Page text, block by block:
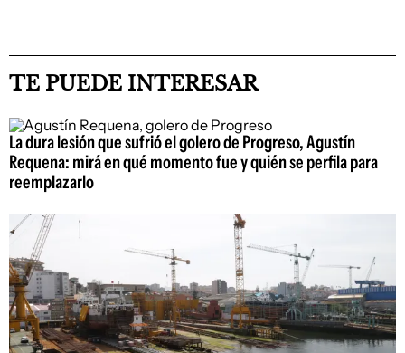
TE PUEDE INTERESAR
La dura lesión que sufrió el golero de Progreso, Agustín
Requena: mirá en qué momento fue y quién se perfila para
reemplazarlo